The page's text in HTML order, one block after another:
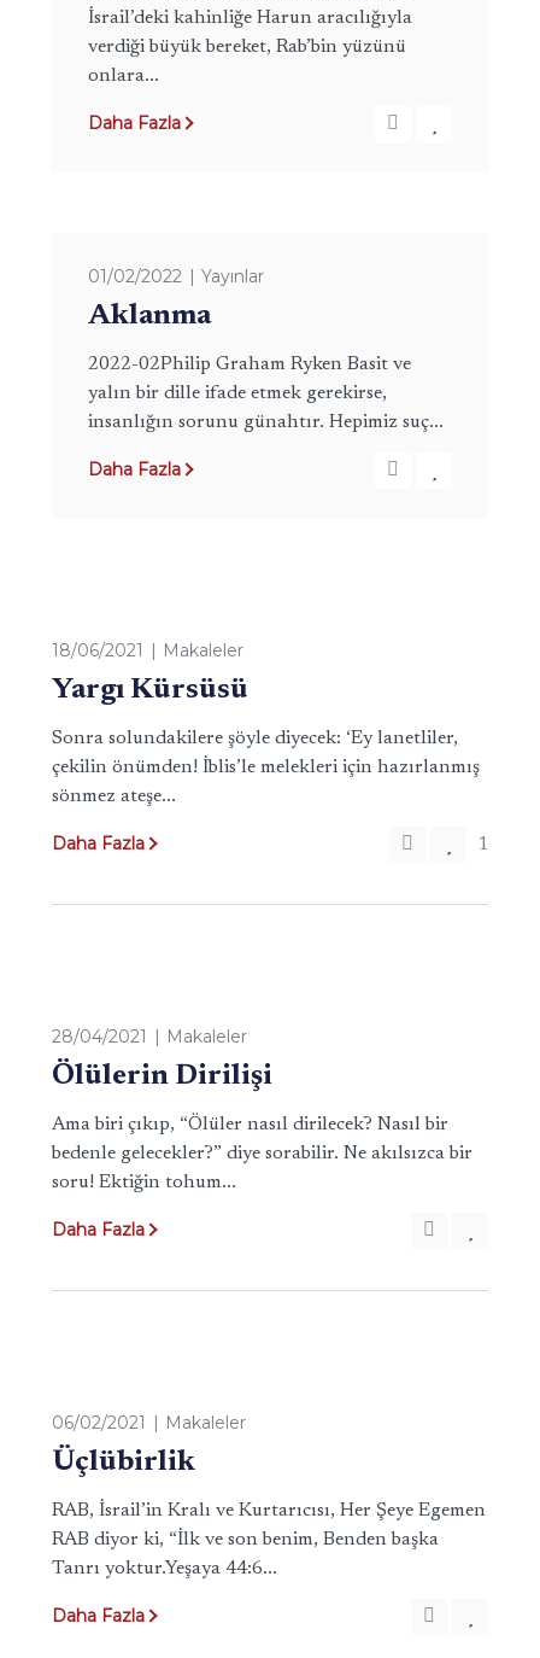
İsrail’deki kahinliğe Harun aracılığıyla
verdiği büyük bereket, Rab’bin yüzünü
onlara...
Daha Fazla
01/02/2022 Yayınlar
Aklanma
2022-02Philip Graham Ryken Basit ve
yalın bir dille ifade etmek gerekirse,
insanlığın sorunu günahtır. Hepimiz suç...
Daha Fazla
18/06/2021 Makaleler
Yargı Kürsüsü
Sonra solundakilere şöyle diyecek: ‘Ey lanetliler,
çekilin önümden! İblis’le melekleri için hazırlanmış
sönmez ateşe...
Daha Fazla 1
28/04/2021 Makaleler
Ölülerin Dirilişi
Ama biri çıkıp, “Ölüler nasıl dirilecek? Nasıl bir
bedenle gelecekler?” diye sorabilir. Ne akılsızca bir
soru! Ektiğin tohum...
Daha Fazla
06/02/2021 Makaleler
Üçlübirlik
RAB, İsrail’in Kralı ve Kurtarıcısı, Her Şeye Egemen
RAB diyor ki, “İlk ve son benim, Benden başka
Tanrı yoktur.Yeşaya 44:6...
Daha Fazla